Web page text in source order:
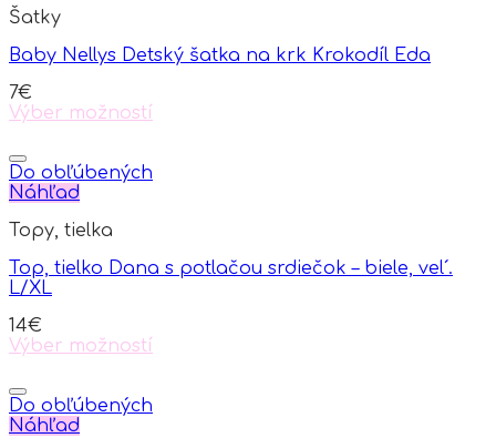
Šatky
Baby Nellys Detský šatka na krk Krokodíl Eda
7€
Výber možností
product
has
multiple
The
may
be
on
the
page
Do obľúbených
Náhľad
Topy, tielka
Top, tielko Dana s potlačou srdiečok – biele, vel´.
L/XL
14€
Výber možností
product
has
multiple
Do obľúbených
Náhľad